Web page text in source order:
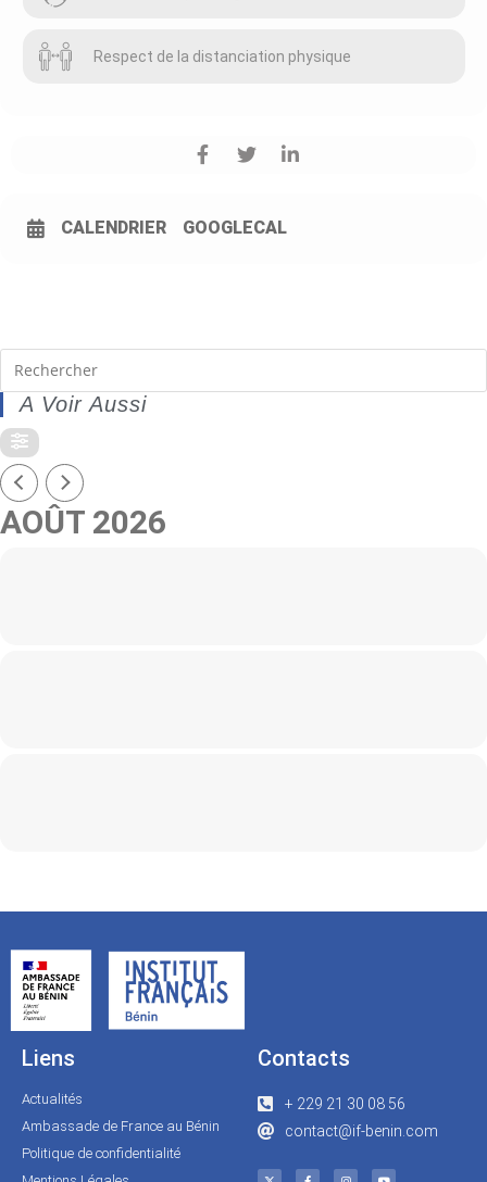
Respect de la distanciation physique
CALENDRIER GOOGLECAL
A Voir Aussi
AOÛT 2026
Liens
Actualités
Ambassade de France au Bénin
Politique de confidentialité
Contacts
+ 229 21 30 08 56
contact@if-benin.com